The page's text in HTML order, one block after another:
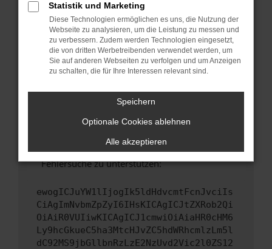
Betriebssystem auf dem neuesten Stand
sind.
Veraltete Software birgt nicht nur ein
Sicherheitsrisiko, sondern kann auch dazu
führen, dass bestimmte Funktionen nicht mehr
unterstützt werden.
Wende dich an den Webseitenbetreiber.
Wenn du alle oben genannten Schritte versucht
hast, kontaktiere uns bitte. Wir werden
versuchen, das Problem zu beheben. Du kannst
uns diesen Text schicken, um uns bei der
Fehlersuche zu unterstützen:
ewogICJuYW1lIjogIk5ldHdvcmtFcnJvciIs
CiAgImNvbmZpZyI6IHsKICAgICJtZXRob2Qi
OiAiR0VUIiwKICAgICJ1cmwiOiAiaHR0cHM6
Ly9hcGkueC5ha3MtcHJvZC5hdWRhcmlzLm5l
dC92MS9jbGllbnRzLzE2NzUvd2Vic2l0ZS12
Statistik und Marketing
Diese Technologien ermöglichen es uns, die Nutzung der
Webseite zu analysieren, um die Leistung zu messen und
zu verbessern. Zudem werden Technologien eingesetzt,
die von dritten Werbetreibenden verwendet werden, um
Sie auf anderen Webseiten zu verfolgen und um Anzeigen
zu schalten, die für Ihre Interessen relevant sind.
Speichern
Optionale Cookies ablehnen
Alle akzeptieren